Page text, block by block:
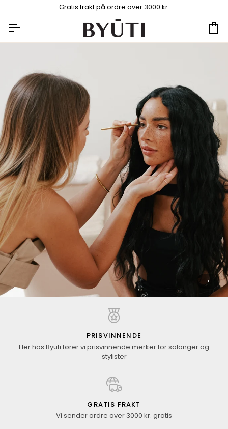
innhold
Gratis frakt på ordre over 3000 kr.
PRISVINNENDE
Her hos Byūti fører vi prisvinnende merker for salonger og
stylister
GRATIS FRAKT
Vi sender ordre over 3000 kr. gratis